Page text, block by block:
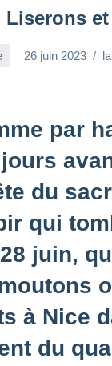
Liserons
26 juin 2023
par
du
qui
juin,
à Nice
du